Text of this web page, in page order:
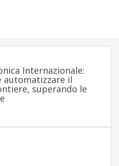
Internazionale:
automatizzare il
superando le